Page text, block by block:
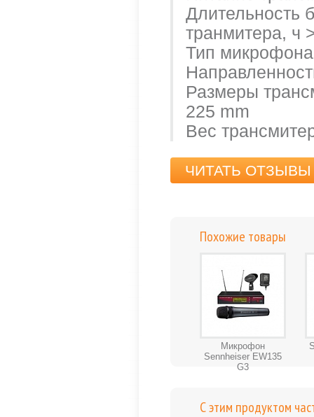
Длительность
транмитера, ч
Тип
Размеры
225 mm
Вес
ЧИТАТЬ ОТЗЫВЫ
Похожие товары
Микрофон
Sennheiser EW135
G3
С этим продуктом